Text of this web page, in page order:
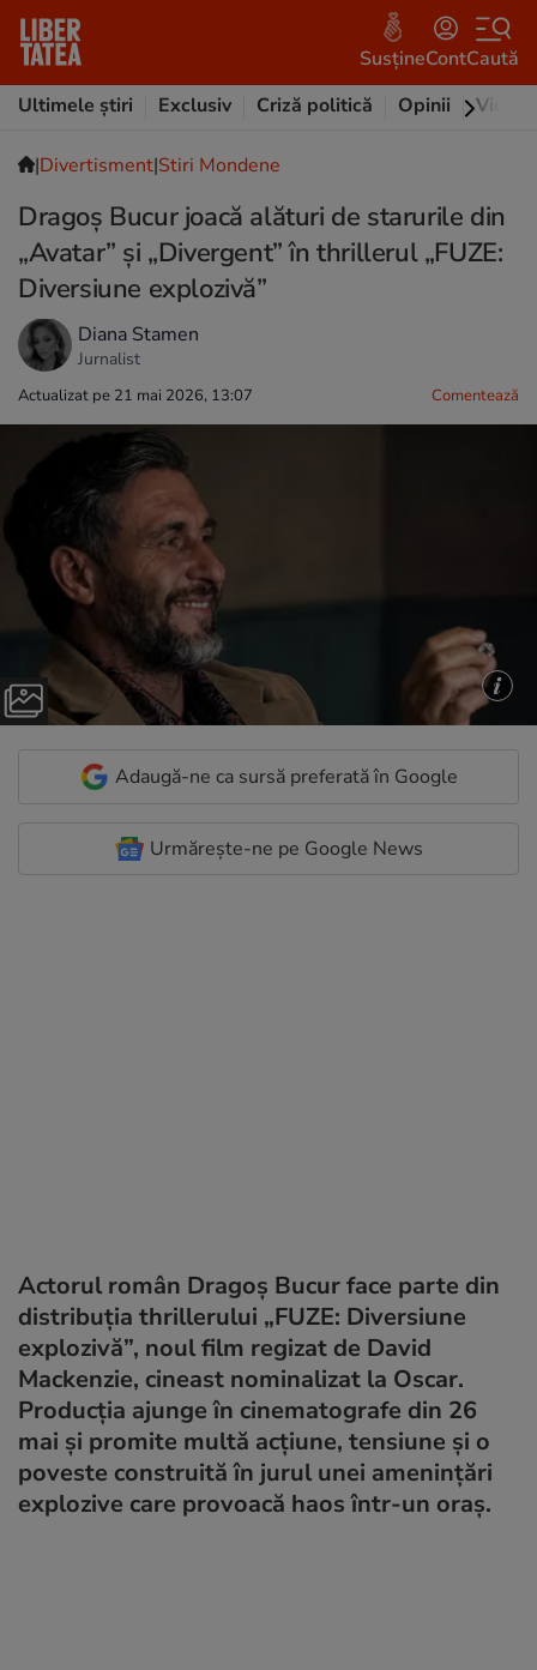
SusțineContCaută
Ultimele știri
Exclusiv Criză politică Opinii Video
|Divertisment|Stiri Mondene
Dragoș Bucur joacă alături de starurile din
„Avatar” și „Divergent” în thrillerul „FUZE:
Diversiune explozivă”
Diana Stamen
Jurnalist
Actualizat pe 21 mai 2026, 13:07 Comentează
Adaugă-ne ca sursă preferată în Google
Urmărește-ne pe Google News
Actorul român Dragoș Bucur face parte din
distribuția thrillerului „FUZE: Diversiune
explozivă”, noul film regizat de David
Mackenzie, cineast nominalizat la Oscar.
Producția ajunge în cinematografe din 26
mai și promite multă acțiune, tensiune și o
poveste construită în jurul unei amenințări
explozive care provoacă haos într-un oraș.